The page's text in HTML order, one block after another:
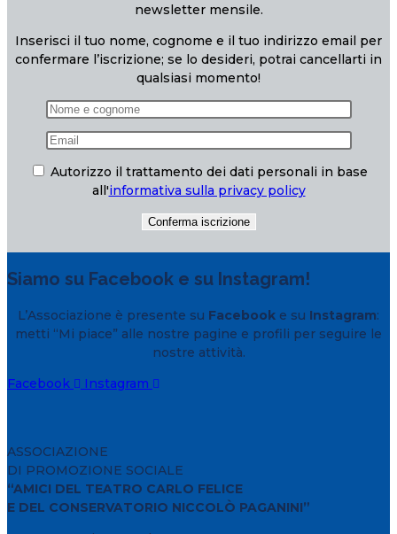
newsletter mensile.
Inserisci il tuo nome, cognome e il tuo indirizzo email per
confermare l’iscrizione; se lo desideri, potrai cancellarti in
qualsiasi momento!
Autorizzo il trattamento dei dati personali in base
all'informativa sulla privacy policy
Siamo su Facebook e su Instagram!
L’Associazione è presente su Facebook e su Instagram:
metti “Mi piace” alle nostre pagine e profili per seguire le
nostre attività.
Facebook
Instagram
ASSOCIAZIONE
DI PROMOZIONE SOCIALE
“AMICI DEL TEATRO CARLO FELICE
E DEL CONSERVATORIO NICCOLÒ PAGANINI”